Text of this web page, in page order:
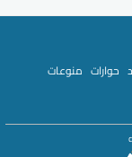
حوارات منوعات